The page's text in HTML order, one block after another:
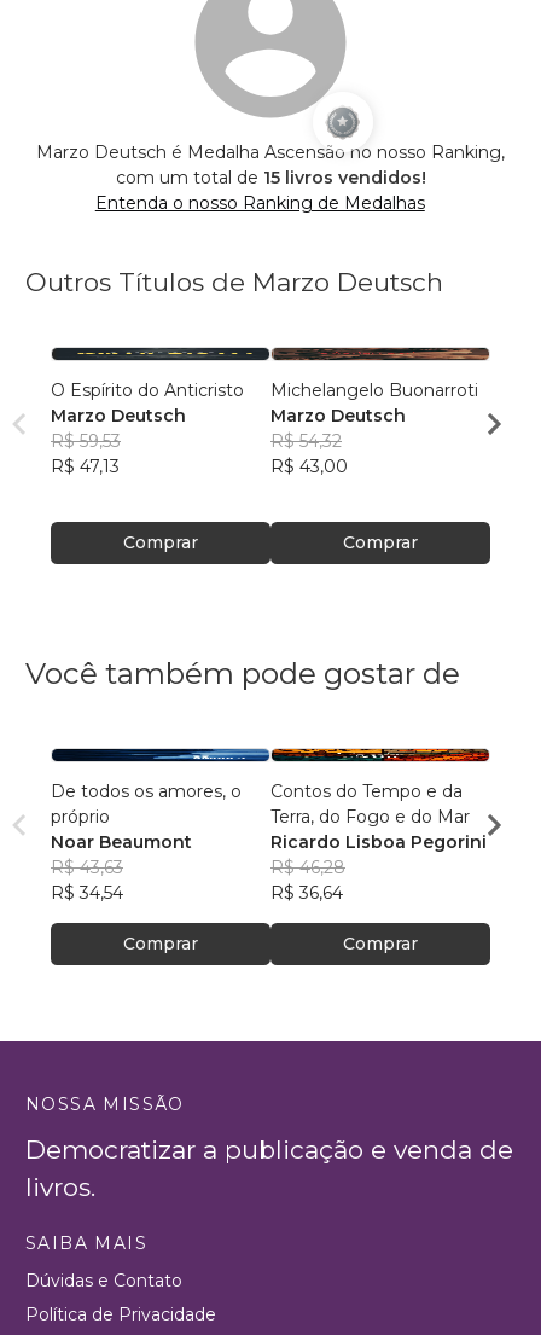
Marzo Deutsch é Medalha Ascensão no nosso Ranking,
com um total de 15 livros vendidos!
Entenda o nosso Ranking de Medalhas
Outros Títulos de Marzo Deutsch
O Espírito do Anticristo
Marzo Deutsch
R$ 59,53
R$ 47,13
Comprar
Michelangelo Buonarroti
Marzo Deutsch
R$ 54,32
R$ 43,00
Comprar
R$
Você também pode gostar de
De todos os amores, o
próprio
Noar Beaumont
R$ 43,63
R$ 34,54
Comprar
Contos do Tempo e da
Terra, do Fogo e do Mar
Ricardo Lisboa Pegorini
R$ 46,28
R$ 36,64
Comprar
R$
NOSSA MISSÃO
Democratizar a publicação e venda de
livros.
SAIBA MAIS
Dúvidas e Contato
Política de Privacidade